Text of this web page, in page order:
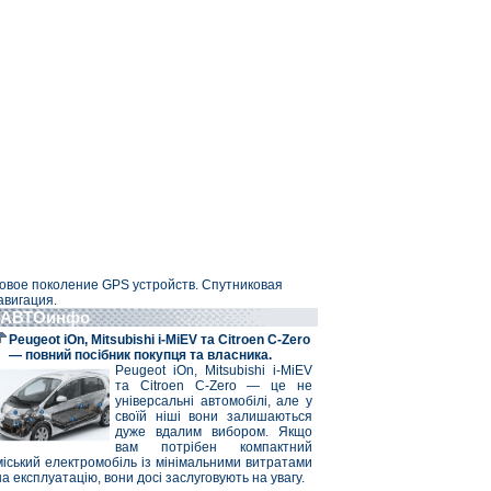
поколение GPS устройств. Спутниковая
АВТОинфо
Peugeot iOn, Mitsubishi i-MiEV та Citroen C-Zero
— повний посібник покупця та власника.
Peugeot iOn, Mitsubishi i-MiEV
та Citroen C-Zero — це не
універсальні автомобілі, але у
своїй ніші вони залишаються
дуже вдалим вибором. Якщо
вам потрібен компактний
електромобіль із мінімальними витратами
експлуатацію, вони досі заслуговують на увагу.